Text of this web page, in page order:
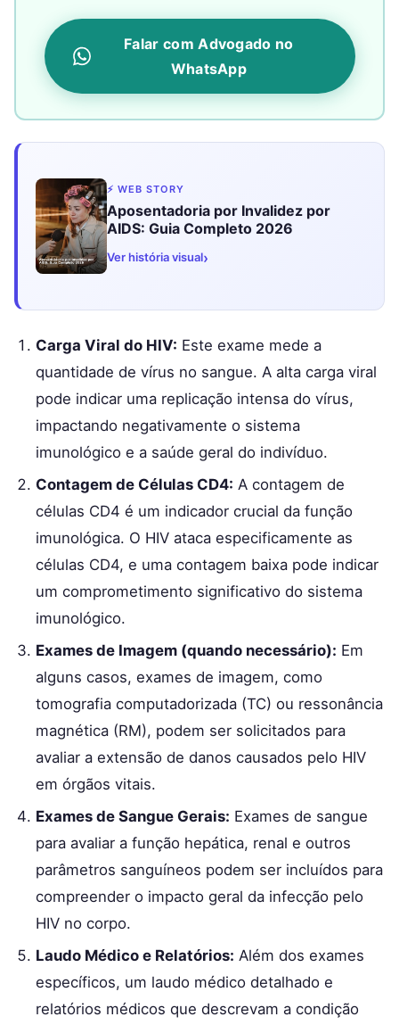
Falar com Advogado no
WhatsApp
⚡ WEB STORY
Aposentadoria por Invalidez por
AIDS: Guia Completo 2026
Ver história visual›
Carga Viral do HIV: Este exame mede a
quantidade de vírus no sangue. A alta carga viral
pode indicar uma replicação intensa do vírus,
impactando negativamente o sistema
imunológico e a saúde geral do indivíduo.
Contagem de Células CD4: A contagem de
células CD4 é um indicador crucial da função
imunológica. O HIV ataca especificamente as
células CD4, e uma contagem baixa pode indicar
um comprometimento significativo do sistema
imunológico.
Exames de Imagem (quando necessário): Em
alguns casos, exames de imagem, como
tomografia computadorizada (TC) ou ressonância
magnética (RM), podem ser solicitados para
avaliar a extensão de danos causados pelo HIV
em órgãos vitais.
Exames de Sangue Gerais: Exames de sangue
para avaliar a função hepática, renal e outros
parâmetros sanguíneos podem ser incluídos para
compreender o impacto geral da infecção pelo
HIV no corpo.
Laudo Médico e Relatórios: Além dos exames
específicos, um laudo médico detalhado e
relatórios médicos que descrevam a condição